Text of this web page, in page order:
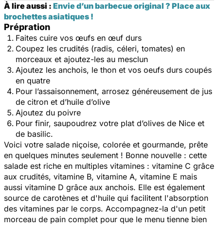
À lire aussi : Envie d’un barbecue original ? Place aux
brochettes asiatiques !
Prépration
Faites cuire vos œufs en œuf durs
Coupez les crudités (radis, céleri, tomates) en
morceaux et ajoutez-les au mesclun
Ajoutez les anchois, le thon et vos oeufs durs coupés
en quatre
Pour l’assaisonnement, arrosez généreusement de jus
de citron et d’huile d’olive
Ajoutez du poivre
Pour finir, saupoudrez votre plat d’olives de Nice et
de basilic.
Voici votre salade niçoise, colorée et gourmande, prête
en quelques minutes seulement ! Bonne nouvelle : cette
salade est riche en multiples vitamines : vitamine C grâce
aux crudités, vitamine B, vitamine A, vitamine E mais
aussi vitamine D grâce aux anchois. Elle est également
source de carotènes et d'huile qui facilitent l'absorption
des vitamines par le corps. Accompagnez-la d'un petit
morceau de pain complet pour que le menu tienne bien